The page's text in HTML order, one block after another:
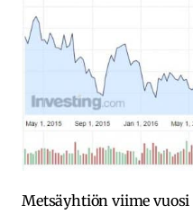
Metsäyhtiön viime